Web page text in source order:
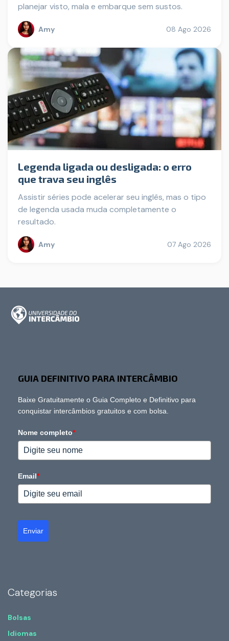
planejar visto, mala e embarque sem sustos.
Amy 08 Ago 2026
Legenda ligada ou desligada: o erro
que trava seu inglês
Assistir séries pode acelerar seu inglês, mas o tipo
de legenda usada muda completamente o
resultado.
Amy 07 Ago 2026
GUIA DEFINITIVO PARA INTERCÂMBIO
Baixe Gratuitamente o Guia Completo e Definitivo para
conquistar intercâmbios gratuitos e com bolsa.
Nome completo*
Email*
Enviar
Categorias
Bolsas
Idiomas